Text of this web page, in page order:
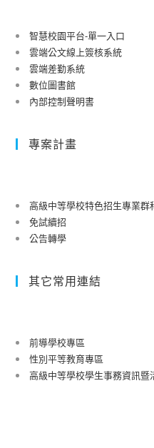
智慧校園平台-單一入口
雲端公文線上簽核系統
雲端差勤系統
數位圖書館
內部控制聲明書
專案計畫
高級中等學校特色招生專業群
免試續招
公告轉學
其它常用連結
前導學校專區
性別平等教育專區
高級中等學校學生事務資訊暨